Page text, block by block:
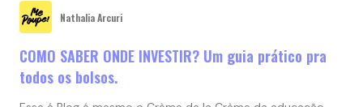
Nathalia Arcuri
COMO SABER ONDE INVESTIR? Um guia prático pra
todos os bolsos.